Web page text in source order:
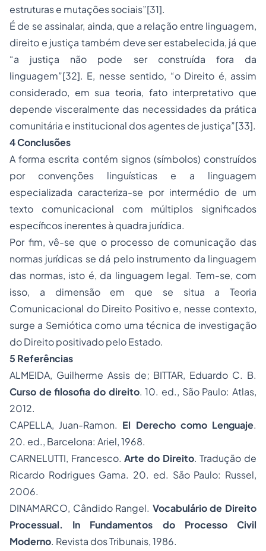
estruturas e mutações sociais”[31].
É de se assinalar, ainda, que a relação entre linguagem,
direito e justiça também deve ser estabelecida, já que
“a justiça não pode ser construída fora da
linguagem”[32]. E, nesse sentido, “o Direito é, assim
considerado, em sua teoria, fato interpretativo que
depende visceralmente das necessidades da prática
comunitária e institucional dos agentes de justiça”[33].
4 Conclusões
A forma escrita contém signos (símbolos) construídos
por convenções linguísticas e a linguagem
especializada caracteriza-se por intermédio de um
texto comunicacional com múltiplos significados
específicos inerentes à quadra jurídica.
Por fim, vê-se que o processo de comunicação das
normas jurídicas se dá pelo instrumento da linguagem
das normas, isto é, da linguagem legal. Tem-se, com
isso, a dimensão em que se situa a Teoria
Comunicacional do Direito Positivo e, nesse contexto,
surge a Semiótica como uma técnica de investigação
do Direito positivado pelo Estado.
5 Referências
ALMEIDA, Guilherme Assis de; BITTAR, Eduardo C. B.
Curso de filosofia do direito. 10. ed., São Paulo: Atlas,
2012.
CAPELLA, Juan-Ramon. El Derecho como Lenguaje.
20. ed., Barcelona: Ariel, 1968.
CARNELUTTI, Francesco.Arte do Direito. Tradução de
Ricardo Rodrigues Gama. 20. ed. São Paulo: Russel,
2006.
DINAMARCO, Cândido Rangel. Vocabulário de Direito
Processual. In Fundamentos do Processo Civil
Moderno. Revista dos Tribunais, 1986.